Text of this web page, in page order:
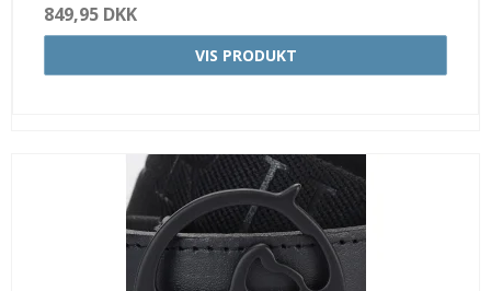
849,95 DKK
VIS PRODUKT